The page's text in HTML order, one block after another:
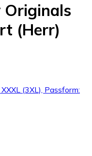
Originals
(Herr)
XXXL (3XL), Passform: